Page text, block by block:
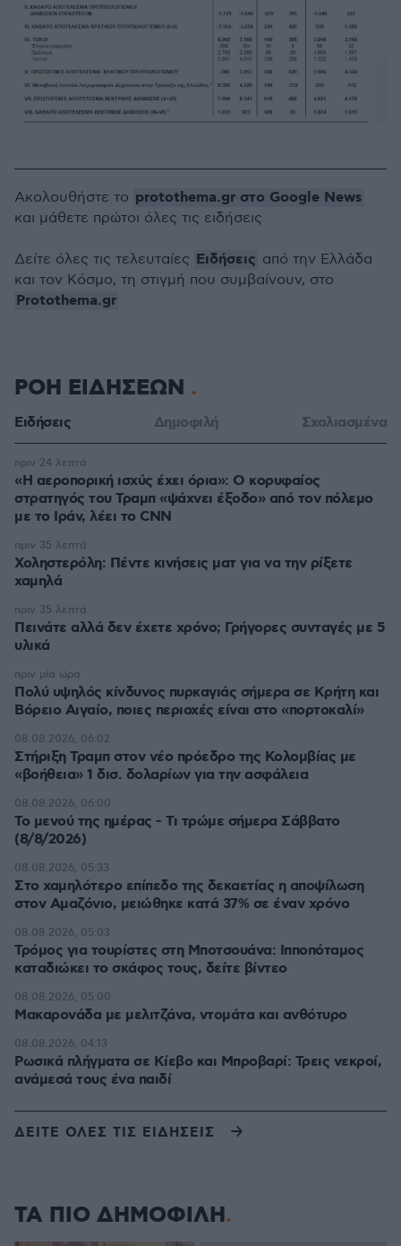
Ακολουθήστε το protothema.gr στο Google News
και μάθετε πρώτοι όλες τις ειδήσεις
Δείτε όλες τις τελευταίες Ειδήσεις από την Ελλάδα
και τον Κόσμο, τη στιγμή που συμβαίνουν, στο
Protothema.gr
ΡΟΗ ΕΙΔΗΣΕΩΝ
Ειδήσεις Δημοφιλή Σχολιασμένα
«Η αεροπορική ισχύς έχει όρια»: Ο κορυφαίος
στρατηγός του Τραμπ «ψάχνει έξοδο» από τον πόλεμο
με το Ιράν, λέει το CNN
πριν 24 λεπτά
Χοληστερόλη: Πέντε κινήσεις ματ για να την ρίξετε
χαμηλά
πριν 35 λεπτά
Πεινάτε αλλά δεν έχετε χρόνο; Γρήγορες συνταγές με 5
υλικά
πριν 35 λεπτά
Πολύ υψηλός κίνδυνος πυρκαγιάς σήμερα σε Κρήτη και
Βόρειο Αιγαίο, ποιες περιοχές είναι στο «πορτοκαλί»
πριν μία ώρα
Στήριξη Τραμπ στον νέο πρόεδρο της Κολομβίας με
«βοήθεια» 1 δισ. δολαρίων για την ασφάλεια
08.08.2026, 06:02
Το μενού της ημέρας - Τι τρώμε σήμερα Σάββατο
(8/8/2026)
08.08.2026, 06:00
Στο χαμηλότερο επίπεδο της δεκαετίας η αποψίλωση
στον Αμαζόνιο, μειώθηκε κατά 37% σε έναν χρόνο
08.08.2026, 05:33
Τρόμος για τουρίστες στη Μποτσουάνα: Ιπποπόταμος
καταδιώκει το σκάφος τους, δείτε βίντεο
08.08.2026, 05:03
Μακαρονάδα με μελιτζάνα, ντομάτα και ανθότυρο
08.08.2026, 05:00
Ρωσικά πλήγματα σε Κίεβο και Μπροβαρί: Τρεις νεκροί,
ανάμεσά τους ένα παιδί
08.08.2026, 04:13
ΔΕΙΤΕ ΟΛΕΣ ΤΙΣ ΕΙΔΗΣΕΙΣ
ΤΑ ΠΙΟ ΔΗΜΟΦΙΛΗ